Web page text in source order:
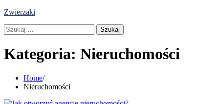
Skip
content
Zwierzaki
Szukaj:
Kategoria: Nieruchomości
Home
Nieruchomości